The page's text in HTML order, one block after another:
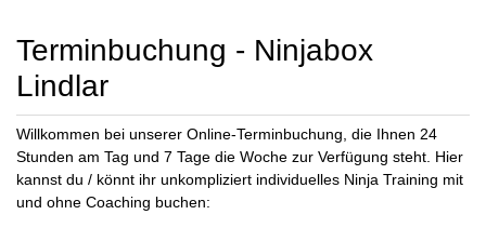
Terminbuchung - Ninjabox
Lindlar
Willkommen bei unserer Online-Terminbuchung, die Ihnen 24
Stunden am Tag und 7 Tage die Woche zur Verfügung steht. Hier
kannst du / könnt ihr unkompliziert individuelles Ninja Training mit
und ohne Coaching buchen: